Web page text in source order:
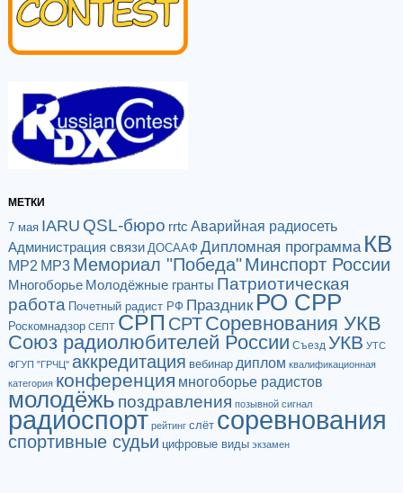
МЕТКИ
7 мая IARU QSL-бюро rrtc Аварийная радиосеть
Администрация связи ДОСААФ Дипломная программа КВ
МР2 МР3 Мемориал "Победа"Минспорт России
Многоборье Молодёжные гранты Патриотическая
работа Почетный радист РФ Праздник РО СРР
Роскомнадзор СЕПТ СРП СРТСоревнования УКВ
Союз радиолюбителей России Съезд УКВ УТС
ФГУП "ГРЧЦ" аккредитация вебинар диплом квалификационная
категория конференция многоборье радистов
молодёжь поздравления позывной сигнал
радиоспорт рейтинг слёт соревнования
спортивные судьи цифровые виды экзамен